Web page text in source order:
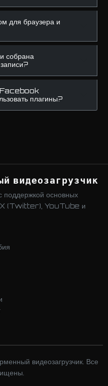
для браузера и
собрана
Facebook
плагины?
видеозагрузчик
поддержкой основных
X (Twitter), YouTube и
видеозагрузчик. Все